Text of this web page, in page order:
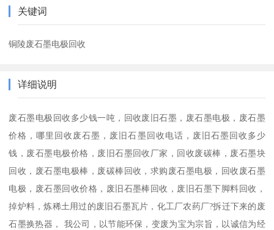
关键词
铜陵废石墨电极回收
详细说明
废石墨电极回收多少钱一吨，回收废旧石墨，废石墨电极，废石墨
价格，哪里回收废石墨，废旧石墨回收电话，废旧石墨回收多少
钱，废石墨电极价格，废旧石墨回收厂家，回收废碳棒，废石墨块
回收，废石墨电极棒，废碳棒回收，求购废石墨电极，回收废石墨
电极，废石墨回收价格，废旧石墨棒回收，废旧石墨下脚料回收，
掉炉料，炼稀土用过的废旧石墨瓦片，化工厂农药厂?拆迁下来的废
石墨换热器， 我公司，以节能环保，变废为宝为宗旨，以诚信为经